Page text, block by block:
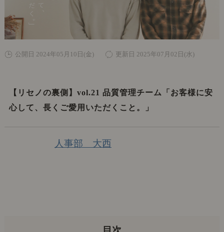
公開日 2024年05月10日(金) 更新日 2025年07月02日(水)
【リセノの裏側】vol.21 品質管理チーム「お客様に安
心して、長くご愛用いただくこと。」
人事部 大西